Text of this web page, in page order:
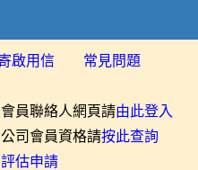
啟用信 常見問題
員聯絡人網頁請由此登入
司會員資格請按此查詢
評估申請